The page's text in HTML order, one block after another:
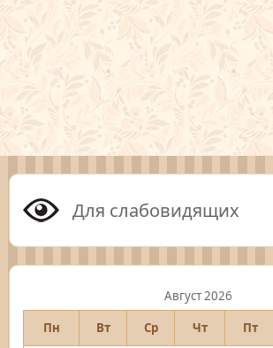
Для слабовидящих
Август 2026
Пн
Вт Ср Чт Пт